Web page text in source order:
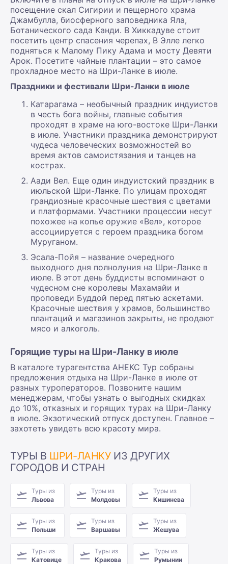
посещение скал Сигирии и пещерного храма
Джамбулла, биосферного заповедника Яла,
Ботанического сада Канди. В Хиккадуве стоит
посетить центр спасения черепах, В Элле легко
подняться к Малому Пику Адама и мосту Девяти
Арок. Посетите чайные плантации – это самое
прохладное место на Шри-Ланке в июле.
Праздники и фестивали Шри-Ланки в июле
Катарагама – необычный праздник индуистов
в честь бога войны, главные события
проходят в храме на юго-востоке Шри-Ланки
в июле. Участники праздника демонстрируют
чудеса человеческих возможностей во
время актов самоистязания и танцев на
кострах.
Аади Вел. Еще один индуистский праздник в
июльской Шри-Ланке. По улицам проходят
грандиозные красочные шествия с цветами
и платформами. Участники процессии несут
похожее на копье оружие «Вел», которое
ассоциируется с героем праздника богом
Муруганом.
Эсала-Пойя – название очередного
выходного дня полнолуния на Шри-Ланке в
июле. В этот день буддисты вспоминают о
чудесном сне королевы Махамайи и
проповеди Буддой перед пятью аскетами.
Красочные шествия у храмов, большинство
плантаций и магазинов закрыты, не продают
мясо и алкоголь.
Горящие туры на Шри-Ланку в июле
В каталоге турагентства АНЕКС Тур собраны
предложения отдыха на Шри-Ланке в июле от
разных туроператоров. Позвоните нашим
менеджерам, чтобы узнать о выгодных скидках
до 10%, отказных и горящих турах на Шри-Ланку
в июле. Экзотический отпуск доступен. Главное –
захотеть увидеть всю красоту мира.
ТУРЫ В ШРИ-ЛАНКУИЗ ДРУГИХ
ГОРОДОВ И СТРАН
Туры из
Львова
Туры из
Молдовы
Туры из
Кишинева
Туры из
Польши
Туры из
Варшавы
Туры из
Жешува
Туры из
Катовице
Туры из
Кракова
Туры из
Румынии